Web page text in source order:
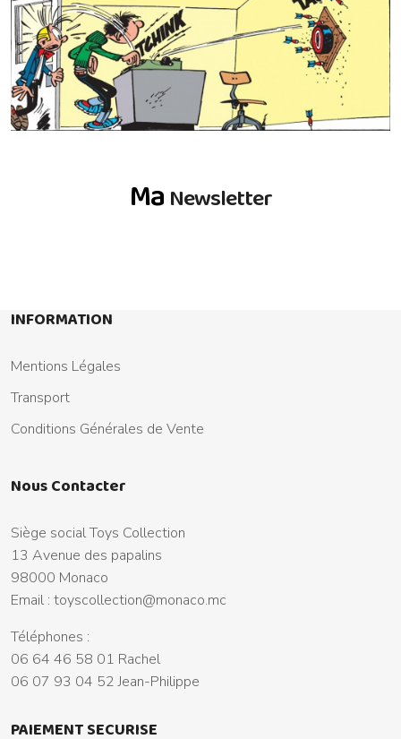
Ma Newsletter
INFORMATION
Mentions Légales
Transport
Conditions Générales de Vente
Nous Contacter
Siège social Toys Collection
13 Avenue des papalins
98000 Monaco
Email : toyscollection@monaco.mc
Téléphones :
06 64 46 58 01 Rachel
06 07 93 04 52 Jean-Philippe
PAIEMENT SECURISE